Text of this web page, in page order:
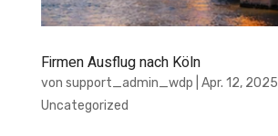
Firmen Ausflug nach Köln
von support_admin_wdp Apr. 12, 2025
Uncategorized